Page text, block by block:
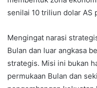
senilai 10 triliun dolar AS
Mengingat narasi
Bulan dan luar angkasa
strategis. Misi ini bukan
permukaan Bulan dan